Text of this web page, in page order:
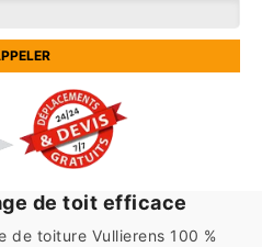
de toit efficace
de toiture Vullierens 100 %